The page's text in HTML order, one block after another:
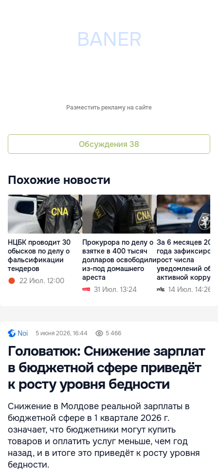
Разместить рекламу на сайте
Обсуждения 38
Похожие новости
НЦБК проводит 30
обысков по делу о
фальсификации
тендеров
22 Июл. 12:00
Прокурора по делу о
взятке в 400 тысяч
долларов освободили
из-под домашнего
ареста
31 Июл. 13:24
За 6 месяцев
года
рост числа
уведомлений об
активной
14 Июл. 14:26
Noi 5 июня 2026, 16:44 5 466
Головатюк: Снижение зарплат
в бюджетной сфере приведёт
к росту уровня бедности
Снижение в Молдове реальной зарплаты в
бюджетной сфере в 1 квартале 2026 г.
означает, что бюджетники могут купить
товаров и оплатить услуг меньше, чем год
назад, и в итоге это приведёт к росту уровня
бедности.